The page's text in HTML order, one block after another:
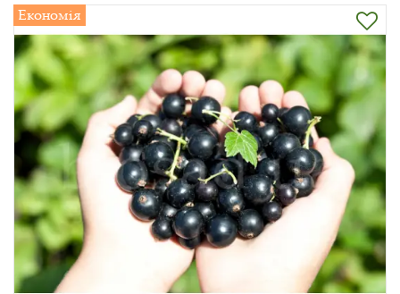
Економія